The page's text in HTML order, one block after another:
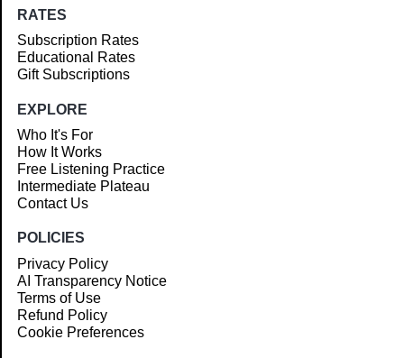
RATES
Subscription Rates
Educational Rates
Gift Subscriptions
EXPLORE
Who It's For
How It Works
Free Listening Practice
Intermediate Plateau
Contact Us
POLICIES
Privacy Policy
AI Transparency Notice
Terms of Use
Refund Policy
Cookie Preferences